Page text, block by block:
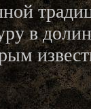
в